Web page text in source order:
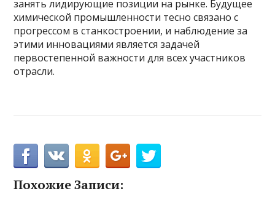
занять лидирующие позиции на рынке. Будущее
химической промышленности тесно связано с
прогрессом в станкостроении, и наблюдение за
этими инновациями является задачей
первостепенной важности для всех участников
отрасли.
Похожие Записи: